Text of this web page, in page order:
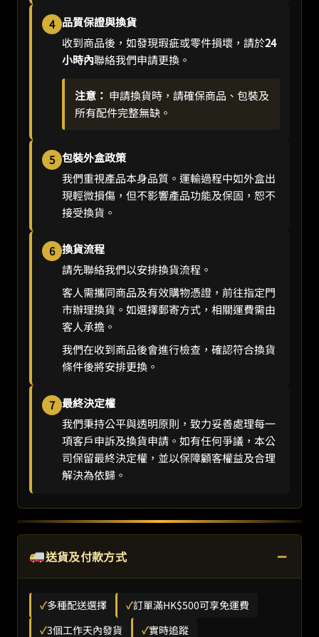
4 品質保證與換貨
收到商品後，如發現瑕疵或零件損壞，請於24
小時內聯絡我們申請更換。
注意： 申請換貨時，請確保商品、包裝及
所有配件完整無缺。
5 包裝外盒政策
我們重視產品本身品質。運輸過程中如外盒出
現輕微損傷，但不影響產品功能及保固，恕不
接受換貨。
6 換貨流程
請先聯絡我們以安排換貨流程。
客人需攜同商品及有效購物憑證，前往指定門
市辦理換貨。如選擇郵寄方式，相關運費需由
客人承擔。
我們在收到商品後會進行檢查，確認符合換貨
條件後將安排更換。
7 最終決定權
我們秉持公平與透明原則，致力妥善處理每一
項客戶申訴及換貨申請。如有任何爭議，本公
司保留最終決定權，並以保障顧客權益及合理
解決為依歸。
送貨及付款方式 −
✓多種配送選擇 ✓訂單滿HK$500可享免運費
✓3個工作天內發貨 ✓實時追蹤